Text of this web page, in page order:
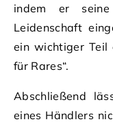
indem er seine
Leidenschaft
ein wichtiger Teil
für Rares“.
Abschließend
eines Händlers